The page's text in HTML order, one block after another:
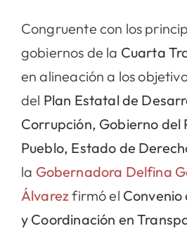
Congruente con los
gobiernos de la Cuarta
en alineación a los
del Plan Estatal de
Corrupción, Gobierno del
Pueblo, Estado de
la Gobernadora Delfina
Álvarezfirmó el
y Coordinación en